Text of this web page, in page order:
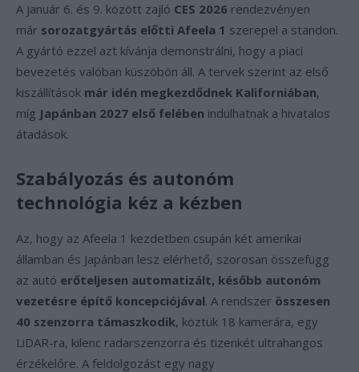
A január 6. és 9. között zajló CES 2026 rendezvényen
már sorozatgyártás előtti Afeela 1 szerepel a standon.
A gyártó ezzel azt kívánja demonstrálni, hogy a piaci
bevezetés valóban küszöbön áll. A tervek szerint az első
kiszállítások már idén megkezdődnek Kaliforniában,
míg Japánban 2027 első felében indulhatnak a hivatalos
átadások.
Szabályozás és autonóm
technológia kéz a kézben
Az, hogy az Afeela 1 kezdetben csupán két amerikai
államban és Japánban lesz elérhető, szorosan összefügg
az autó erőteljesen automatizált, később autonóm
vezetésre építő koncepciójával. A rendszer összesen
40 szenzorra támaszkodik, köztük 18 kamerára, egy
LiDAR-ra, kilenc radarszenzorra és tizenkét ultrahangos
érzékelőre. A feldolgozást egy nagy